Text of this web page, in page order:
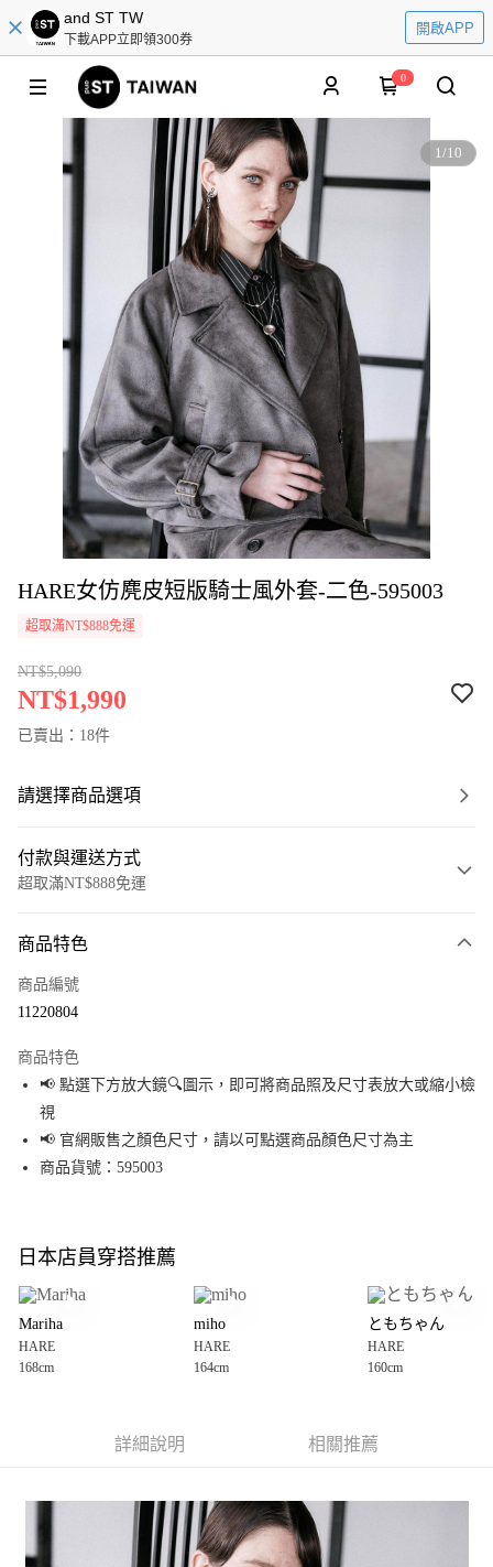
and ST TW
下載APP立即領300券
開啟APP
0
1/10
HARE女仿麂皮短版騎士風外套-二色-595003
超取滿NT$888免運
NT$5,090
NT$1,990
已賣出：18件
請選擇商品選項
付款與運送方式
超取滿NT$888免運
信用卡一次付款
Apple Pay
街口支付
悠遊付
全盈+PAY
大哥付你分期
1.本服務由台灣大哥大提供，台灣大哥大用戶可立即使用無須另外申請。
2.付款方式選擇「大哥付你分期」，訂單成立後會自動跳轉到大哥付的交易
3.實際核准額度、可分期數及費用金額請依後續交易確認頁面所載為準。
4.訂單成立30分鐘內，如未前往確認交易或遇審核未通過，訂單將自動取
1.分期款項不併入電信帳單，「大哥付你分期」於每月結算日後寄送繳費提
醒簡訊。
AFTEE先享後付
３．安心：先確認商品／服務後，再付款。
【「AFTEE先享後付」結帳流程】
１．於結帳方式選擇「AFTEE先享後付」後，將跳轉至「AFTEE先享後付」
每筆NT$80，滿NT$888(含以上)免運費
商品特色
商品編號
11220804
商品特色
📢 點選下方放大鏡🔍圖示，即可將商品照及尺寸表放大或縮小檢
視
📢 官網販售之顏色尺寸，請以可點選商品顏色尺寸為主
商品貨號：595003
日本店員穿搭推薦
Mariha
HARE
168cm
miho
HARE
164cm
ともちゃん
HARE
160cm
詳細說明 相關推薦